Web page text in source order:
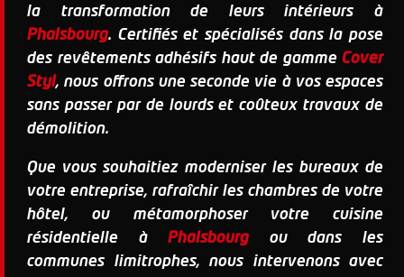
la transformation de leurs intérieurs à
Phalsbourg. Certifiés et spécialisés dans la pose
des revêtements adhésifs haut de gamme Cover
Styl, nous offrons une seconde vie à vos espaces
sans passer par de lourds et coûteux travaux de
démolition.
Que vous souhaitiez moderniser les bureaux de
votre entreprise, rafraîchir les chambres de votre
hôtel, ou métamorphoser votre cuisine
résidentielle à Phalsbourgou dans les
communes limitrophes, nous intervenons avec